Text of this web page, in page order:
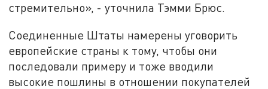
стремительно», - уточнила Тэмми Брюс.
Соединенные Штаты намерены уговорить
европейские страны к тому, чтобы они
последовали примеру и тоже вводили
высокие пошлины в отношении покупателей